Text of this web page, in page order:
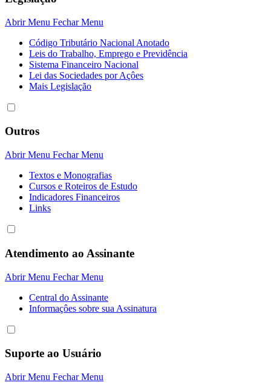
Abrir Menu Fechar Menu
Código Tributário Nacional Anotado
Leis do Trabalho, Emprego e Previdência
Sistema Financeiro Nacional
Lei das Sociedades por Açôes
Mais Legislação
Outros
Abrir Menu Fechar Menu
Textos e Monografias
Cursos e Roteiros de Estudo
Indicadores Financeiros
Links
Atendimento ao Assinante
Abrir Menu Fechar Menu
Central do Assinante
Informaçôes sobre sua Assinatura
Suporte ao Usuário
Abrir Menu Fechar Menu